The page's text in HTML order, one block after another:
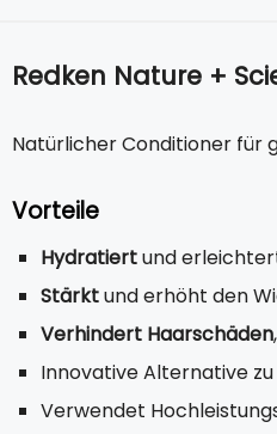
Redken Nature +
Natürlicher Conditioner für
Vorteile
Hydratiertund
Stärktund erhöht den
Verhindert Haarschäden
Innovative Alternative
Verwendet